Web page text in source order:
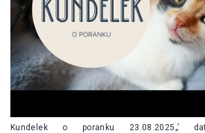
Kundelek o poranku 23.08.2025„’